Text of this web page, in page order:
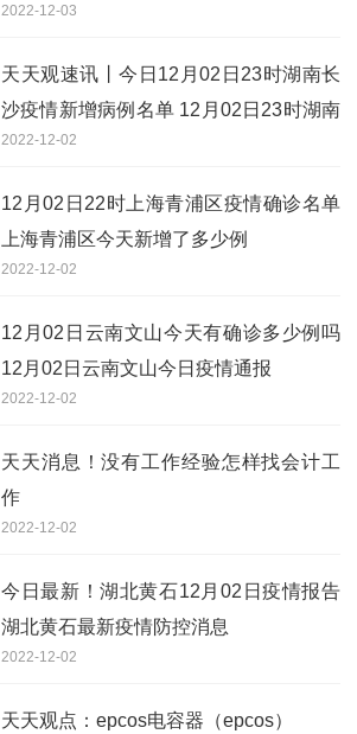
入四川乐山最新通知
2022-12-03
天天观速讯丨今日12月02日23时湖南长
沙疫情新增病例名单 12月02日23时湖南
长沙最新疫情通报
2022-12-02
12月02日22时上海青浦区疫情确诊名单
上海青浦区今天新增了多少例
2022-12-02
12月02日云南文山今天有确诊多少例吗
12月02日云南文山今日疫情通报
2022-12-02
天天消息！没有工作经验怎样找会计工
作
2022-12-02
今日最新！湖北黄石12月02日疫情报告
湖北黄石最新疫情防控消息
2022-12-02
天天观点：epcos电容器（epcos）